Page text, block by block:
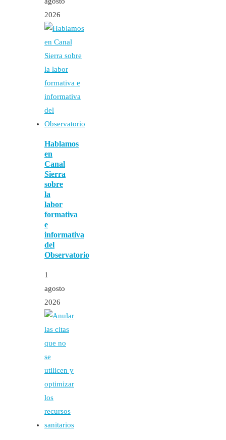
2026
Hablamos
en
Canal
Sierra
sobre
la
labor
formativa
e
informativa
del
Observatorio
1
agosto
2026